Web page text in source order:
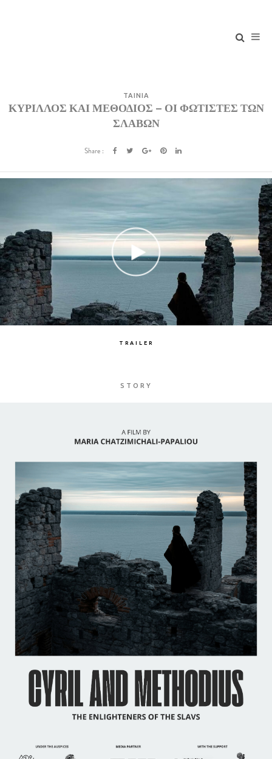
TAINIA
ΚΥΡΙΛΛΟΣ ΚΑΙ ΜΕΘΟΔΙΟΣ – ΟΙ ΦΩΤΙΣΤΕΣ ΤΩΝ
ΣΛΑΒΩΝ
Share :
TRAILER
STORY